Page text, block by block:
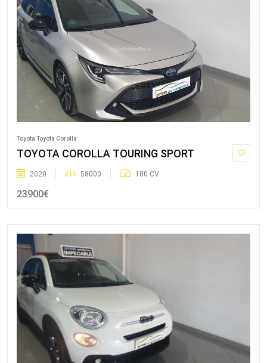
Toyota Toyota Corolla
TOYOTA COROLLA TOURING SPORT
2020 58000 180 CV
23900€